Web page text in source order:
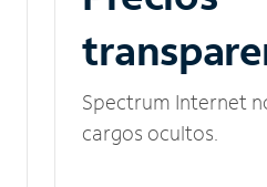
Spectrum Internet
cargos ocultos.